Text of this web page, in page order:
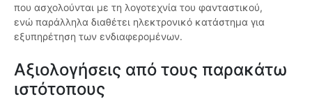
που ασχολούνται με τη λογοτεχνία του φανταστικού,
ενώ παράλληλα διαθέτει ηλεκτρονικό κατάστημα για
εξυπηρέτηση των ενδιαφερομένων.
Αξιολογήσεις από τους παρακάτω
ιστότοπους